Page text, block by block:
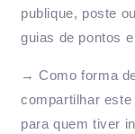
publique, poste
guias de pontos
→ Como forma
compartilhar
para quem tiver